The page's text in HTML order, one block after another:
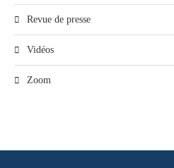
Revue de presse
Vidéos
Zoom